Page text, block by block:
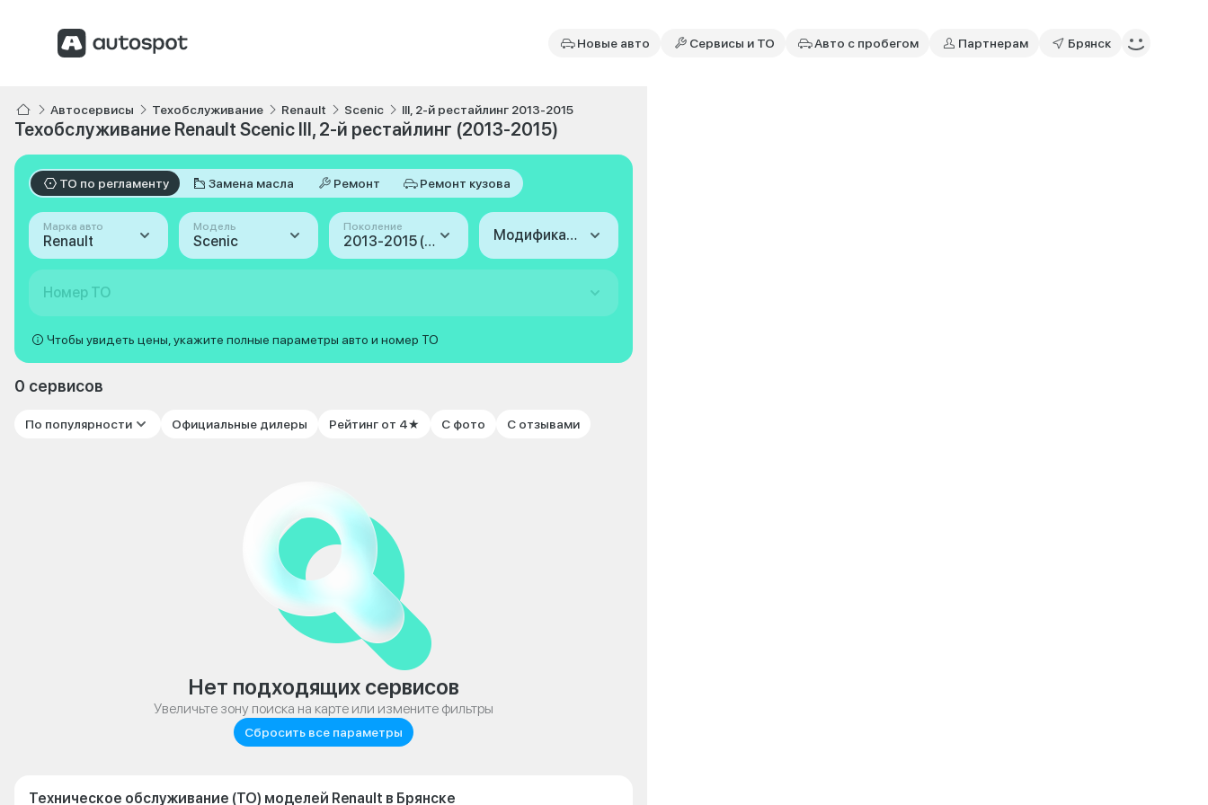
Новые авто Сервисы и ТО Авто с пробегом Партнерам Брянск
Автосервисы Техобслуживание Renault Scenic III, 2-й рестайлинг 2013-2015
Техобслуживание Renault Scenic III, 2-й рестайлинг (2013-2015)
ТО по регламенту Замена масла Ремонт Ремонт кузова
Марка авто
Renault
Модель
Scenic
Поколение
2013-2015 (III, 2-й рестайлинг) Модификация
Номер ТО
Чтобы увидеть цены, укажите полные параметры авто и номер ТО
0 сервисов
По популярности Официальные дилеры Рейтинг от 4★ С фото С отзывами
Нет подходящих сервисов
Увеличьте зону поиска на карте или измените фильтры
Сбросить все параметры
Техническое обслуживание (ТО) моделей Renault в Брянске